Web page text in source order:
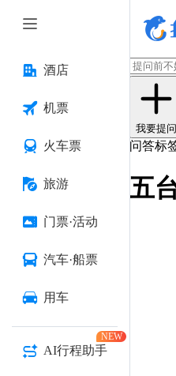
酒店
机票
火车票
旅游
门票·活动
汽车·船票
用车
AI行程助手
NEW
我要提问
问答标
五